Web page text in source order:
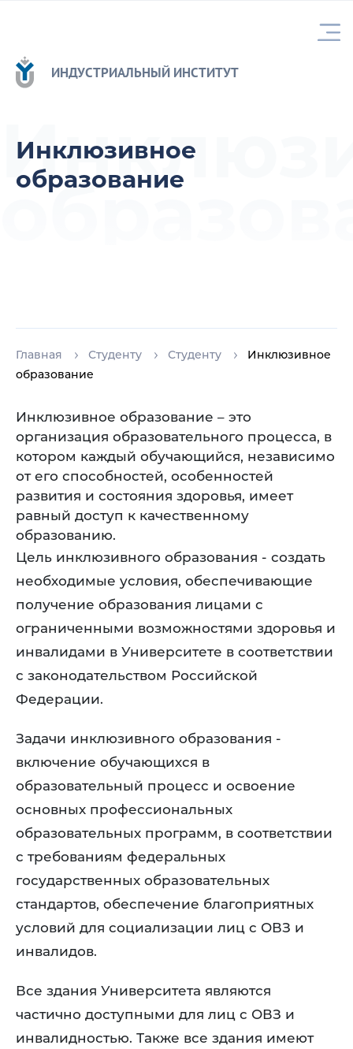
ИНДУСТРИАЛЬНЫЙ ИНСТИТУТ
Инклюзивное
образование
Главная Студенту Студенту
Инклюзивное
образование
Инклюзивное образование – это
организация образовательного процесса, в
котором каждый обучающийся, независимо
от его способностей, особенностей
развития и состояния здоровья, имеет
равный доступ к качественному
образованию.
Цель инклюзивного образования - создать
необходимые условия, обеспечивающие
получение образования лицами с
ограниченными возможностями здоровья и
инвалидами в Университете в соответствии
с законодательством Российской
Федерации.
Задачи инклюзивного образования -
включение обучающихся в
образовательный процесс и освоение
основных профессиональных
образовательных программ, в соответствии
с требованиям федеральных
государственных образовательных
стандартов, обеспечение благоприятных
условий для социализации лиц с ОВЗ и
инвалидов.
Все здания Университета являются
частично доступными для лиц с ОВЗ и
инвалидностью. Также все здания имеют